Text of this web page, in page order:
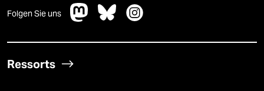
Folgen Sie uns
Ressorts